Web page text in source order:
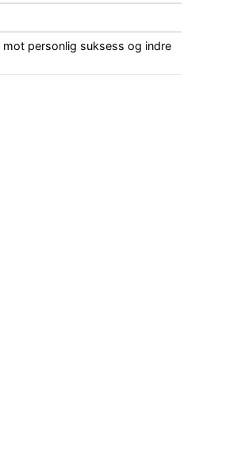
mot personlig suksess og indre